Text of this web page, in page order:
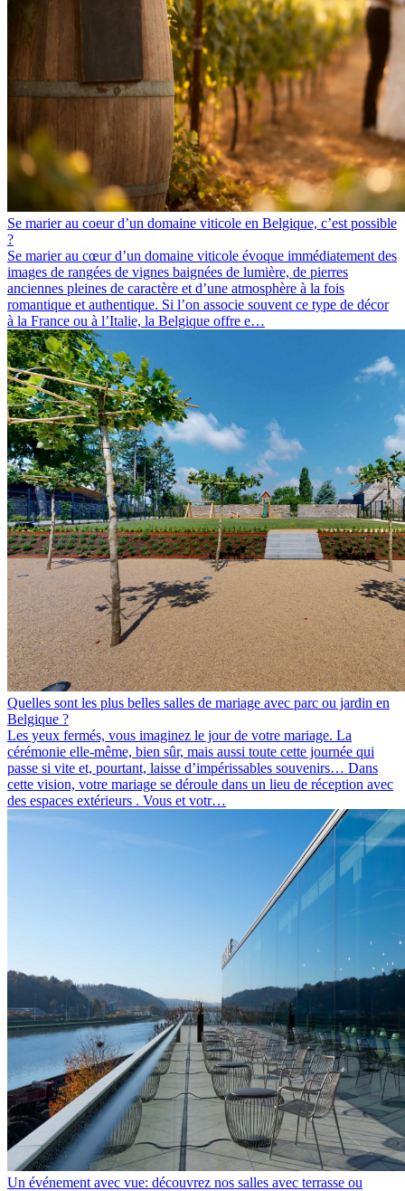
Se marier au coeur d’un domaine viticole en Belgique, c’est possible
?
Se marier au cœur d’un domaine viticole évoque immédiatement des
images de rangées de vignes baignées de lumière, de pierres
anciennes pleines de caractère et d’une atmosphère à la fois
romantique et authentique. Si l’on associe souvent ce type de décor
à la France ou à l’Italie, la Belgique offre e…
Quelles sont les plus belles salles de mariage avec parc ou jardin en
Belgique ?
Les yeux fermés, vous imaginez le jour de votre mariage. La
cérémonie elle-même, bien sûr, mais aussi toute cette journée qui
passe si vite et, pourtant, laisse d’impérissables souvenirs… Dans
cette vision, votre mariage se déroule dans un lieu de réception avec
des espaces extérieurs . Vous et votr…
Un événement avec vue: découvrez nos salles avec terrasse ou